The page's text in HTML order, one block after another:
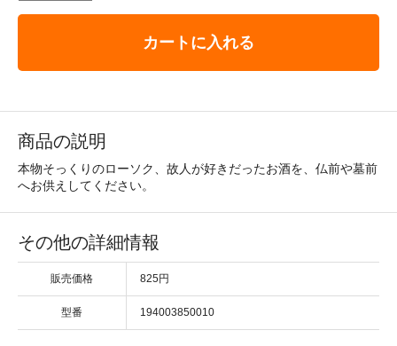
カートに入れる
商品の説明
本物そっくりのローソク、故人が好きだったお酒を、仏前や墓前
へお供えしてください。
その他の詳細情報
販売価格 825円
型番 194003850010